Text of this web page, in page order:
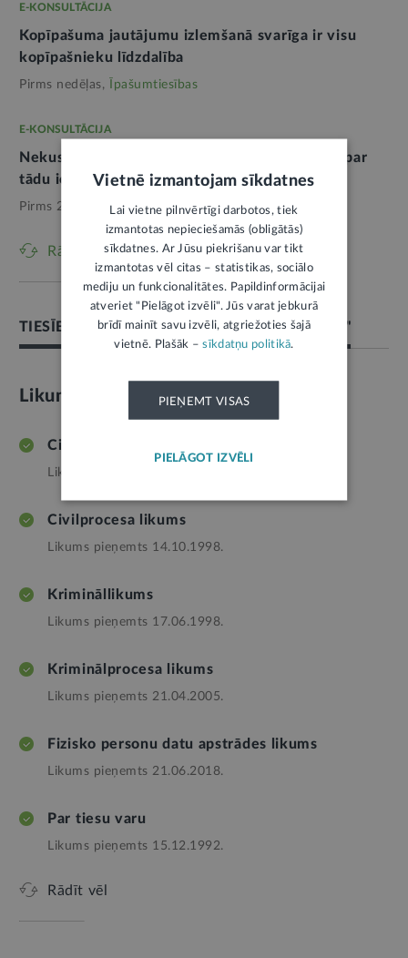
E-KONSULTĀCIJA
Kopīpašuma jautājumu izlemšanā svarīga ir visu
kopīpašnieku līdzdalība
Pirms nedēļas, Īpašumtiesības
E-KONSULTĀCIJA
Nekustamā īpašuma īpašnieks ir tikai tas, kas par
tādu ierakstīts zemesgrāmatā
Pirms 2 nedēļām, Īpašumtiesības
Rādīt vēl
TIESĪBU AKTU IZLASE PAR TĒMU "TIESLIETAS"
Likumi
Civillikums
Likums pieņemts 28.01.1937.
Civilprocesa likums
Likums pieņemts 14.10.1998.
Krimināllikums
Likums pieņemts 17.06.1998.
Kriminālprocesa likums
Likums pieņemts 21.04.2005.
Fizisko personu datu apstrādes likums
Likums pieņemts 21.06.2018.
Par tiesu varu
Likums pieņemts 15.12.1992.
Rādīt vēl
Vietnē izmantojam sīkdatnes
Lai vietne pilnvērtīgi darbotos, tiek
izmantotas nepieciešamās (obligātās)
sīkdatnes. Ar Jūsu piekrišanu var tikt
izmantotas vēl citas – statistikas, sociālo
mediju un funkcionalitātes. Papildinformācijai
atveriet "Pielāgot izvēli". Jūs varat jebkurā
brīdī mainīt savu izvēli, atgriežoties šajā
vietnē. Plašāk –sīkdatņu politikā.
PIEŅEMT VISAS
PIELĀGOT IZVĒLI